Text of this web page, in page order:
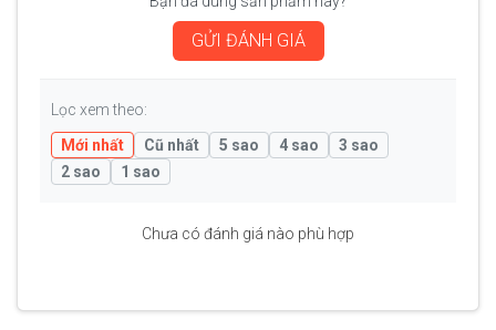
GỬI ĐÁNH GIÁ
Lọc xem theo:
Mới nhất
Cũ nhất 5 sao 4 sao
3 sao
2 sao
1 sao
Chưa có đánh giá nào phù hợp